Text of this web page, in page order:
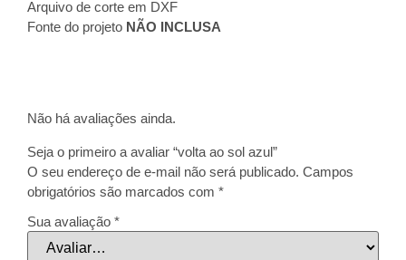
Arquivo de corte em DXF
Fonte do projeto NÃO INCLUSA
Não há avaliações ainda.
Seja o primeiro a avaliar “volta ao sol azul”
O seu endereço de e-mail não será publicado. Campos
obrigatórios são marcados com *
Sua avaliação *